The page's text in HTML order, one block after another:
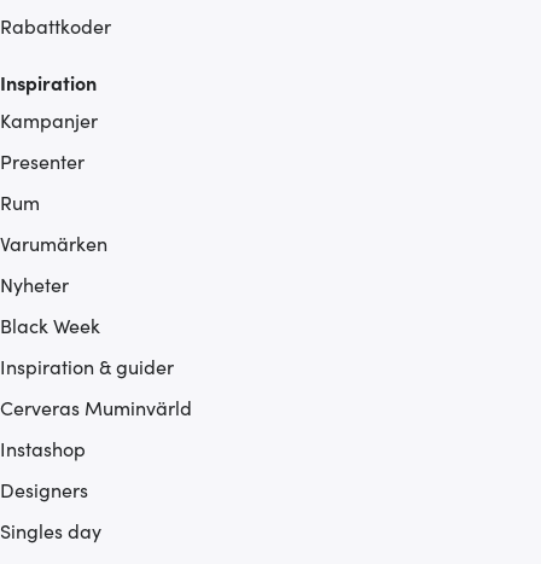
Rabattkoder
Inspiration
Kampanjer
Presenter
Rum
Varumärken
Nyheter
Black Week
Inspiration & guider
Cerveras Muminvärld
Instashop
Designers
Singles day